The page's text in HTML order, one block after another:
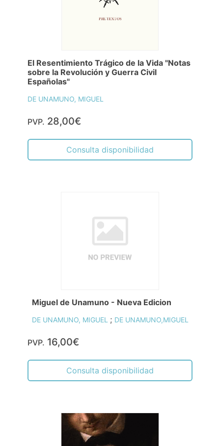
El Resentimiento Trágico de la Vida "Notas
sobre la Revolución y Guerra Civil
Españolas"
DE UNAMUNO, MIGUEL
PVP. 28,00€
Consulta disponibilidad
Miguel de Unamuno - Nueva Edicion
DE UNAMUNO, MIGUEL ; DE UNAMUNO,MIGUEL
PVP. 16,00€
Consulta disponibilidad